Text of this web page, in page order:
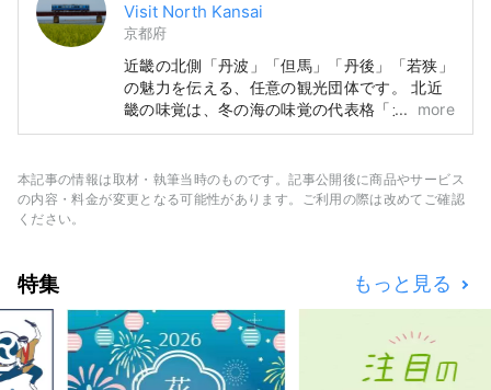
Visit North Kansai
京都府
近畿の北側「丹波」「但馬」「丹後」「若狭」
の魅力を伝える、任意の観光団体です。 北近
畿の味覚は、冬の海の味覚の代表格「カニ」だ
けに終わらず「カキ」「ブリ」「フグ」、夏の
の味覚は「丹波栗」「丹波黒豆」や夏のフルー
ツ「砂丘メロン」と、年中グルメが楽しめるエ
more
本記事の情報は取材・執筆当時のものです。記事公開後に商品やサービス
の内容・料金が変更となる可能性があります。ご利用の際は改めてご確認
ください。
特集 もっと見る